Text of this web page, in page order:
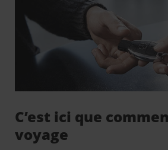
C’est ici que
voyage